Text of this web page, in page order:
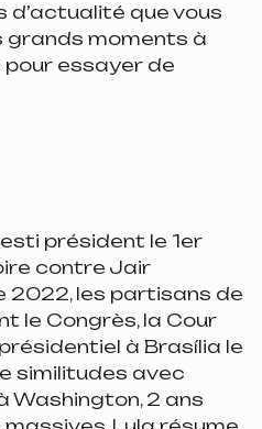
d’actualité que vous
grands moments à
essayer de
président le 1er
contre Jair
2022, les partisans de
le Congrès, la Cour
à Brasília le
similitudes avec
Washington, 2 ans